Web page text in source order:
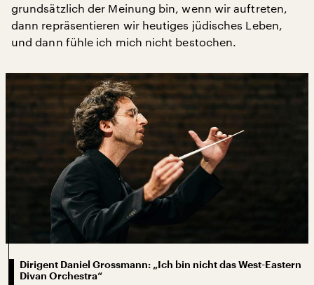
grundsätzlich der Meinung bin, wenn wir auftreten,
dann repräsentieren wir heutiges jüdisches Leben,
und dann fühle ich mich nicht bestochen.
Dirigent Daniel Grossmann: „Ich bin nicht das West-Eastern
Divan Orchestra“